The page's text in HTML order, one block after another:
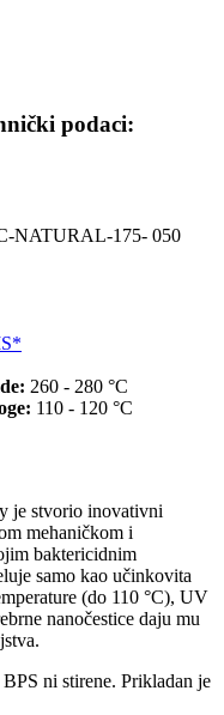
podaci:
NATURAL-175- 050
260 - 280 °C
110 - 120 °C
je stvorio inovativni
mehaničkom i
baktericidnim
samo kao učinkovita
(do 110 °C), UV
nanočestice daju mu
ni stirene. Prikladan je